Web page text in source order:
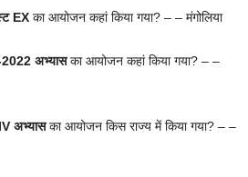
EXका आयोजन कहां किया गया? – – मंगोलिया
अभ्यासका आयोजन कहां किया गया? – –
अभ्यासका आयोजन किस राज्य में किया गया? – –